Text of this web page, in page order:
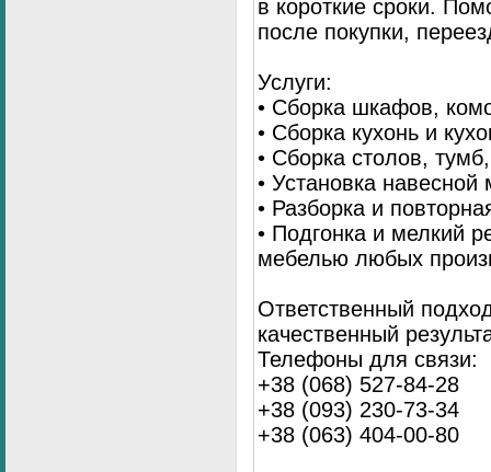
в короткие сроки.
после покупки,
Услуги:
• Сборка шкафов,
• Сборка кухонь и
• Сборка столов,
• Установка
• Разборка и
• Подгонка и мелкий
мебелью любых
Ответственный
качественный
Телефоны для связи:
+38 (068) 527-84-28
+38 (093) 230-73-34
+38 (063) 404-00-80